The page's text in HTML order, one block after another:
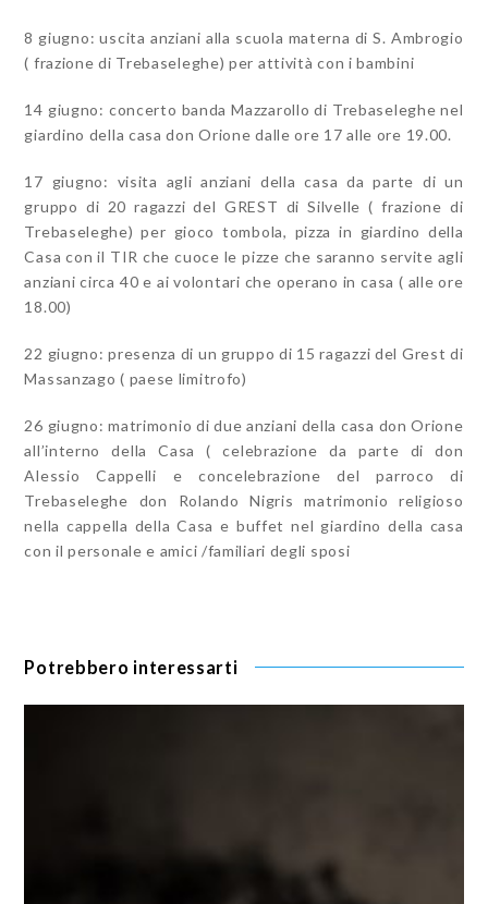
8 giugno: uscita anziani alla scuola materna di S. Ambrogio
( frazione di Trebaseleghe) per attività con i bambini
14 giugno: concerto banda Mazzarollo di Trebaseleghe nel
giardino della casa don Orione dalle ore 17 alle ore 19.00.
17 giugno: visita agli anziani della casa da parte di un
gruppo di 20 ragazzi del GREST di Silvelle ( frazione di
Trebaseleghe) per gioco tombola, pizza in giardino della
Casa con il TIR che cuoce le pizze che saranno servite agli
anziani circa 40 e ai volontari che operano in casa ( alle ore
18.00)
22 giugno: presenza di un gruppo di 15 ragazzi del Grest di
Massanzago ( paese limitrofo)
26 giugno: matrimonio di due anziani della casa don Orione
all’interno della Casa ( celebrazione da parte di don
Alessio Cappelli e concelebrazione del parroco di
Trebaseleghe don Rolando Nigris matrimonio religioso
nella cappella della Casa e buffet nel giardino della casa
con il personale e amici /familiari degli sposi
Potrebbero interessarti